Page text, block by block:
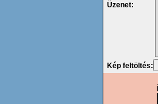
Üzenet:
Kép feltöltés: